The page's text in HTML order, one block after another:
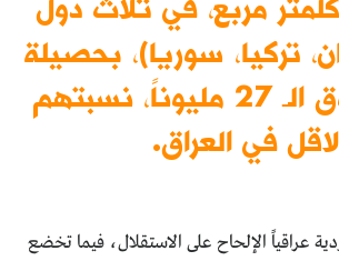
كلمتر مربع، في ثلاث دول
تركيا، سوريا)، بحصيلة
نفوس تفوق الـ 27 مليوناً، نسبتهم
في العراق.
عراقياً الإلحاح على الاستقلال، فيما تخضع